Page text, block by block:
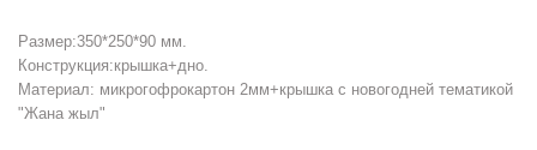
Размер:350*250*90 мм.
Конструкция:крышка+дно.
Материал: микрогофрокартон 2мм+крышка с новогодней тематикой
"Жана жыл"